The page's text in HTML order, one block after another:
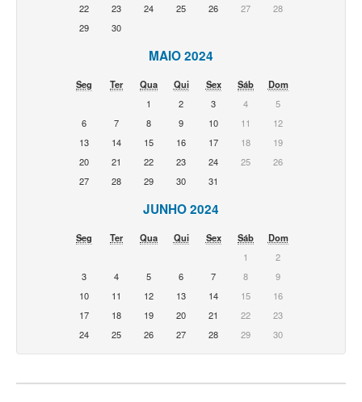
22
23 24 25 26 27
28
29
30
MAIO 2024
Seg Ter Qua Qui Sex Sáb
Dom
1
2 3 4
5
6
7 8 9 10 11
12
13
14 15 16 17 18
19
20
21 22 23 24 25
26
27
28 29 30 31
JUNHO 2024
Seg Ter Qua Qui Sex Sáb
Dom
1
2
3
4 5 6 7 8
9
10
11 12 13 14 15
16
17
18 19 20 21 22
23
24
25 26 27 28 29 30